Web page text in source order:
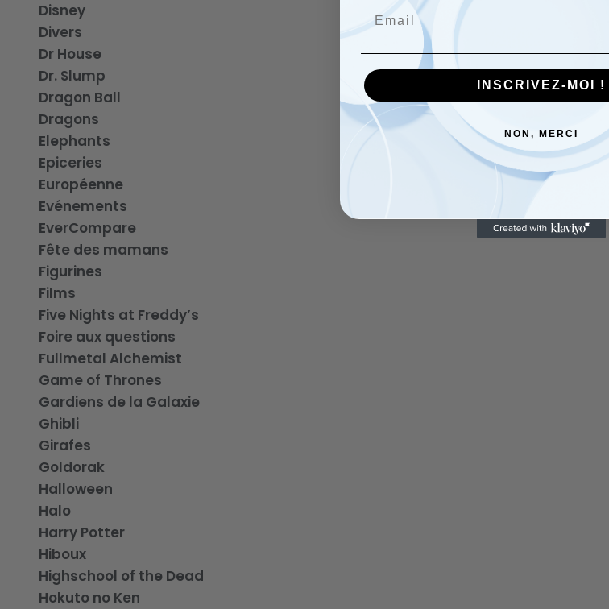
Disney
Divers
Dr House
Dr. Slump
Dragon Ball
Dragons
Elephants
Epiceries
Européenne
Evénements
EverCompare
Fête des mamans
Figurines
Films
Five Nights at Freddy’s
Foire aux questions
Fullmetal Alchemist
Game of Thrones
Gardiens de la Galaxie
Ghibli
Girafes
Goldorak
Halloween
Halo
Harry Potter
Hiboux
Highschool of the Dead
Hokuto no Ken
INSCRIVEZ-MOI !
NON, MERCI